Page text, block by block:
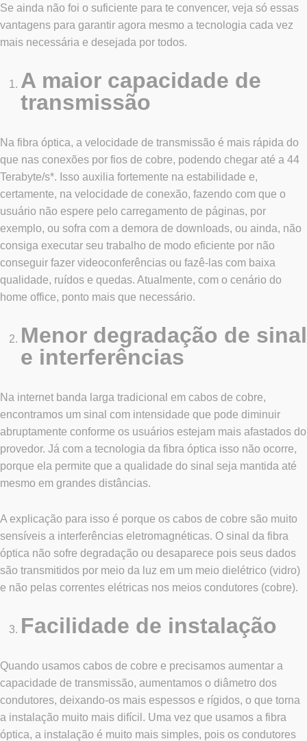
Se ainda não foi o suficiente para te convencer, veja só essas
vantagens para garantir agora mesmo a tecnologia cada vez
mais necessária e desejada por todos.
A maior capacidade de
transmissão
Na fibra óptica, a velocidade de transmissão é mais rápida do
que nas conexões por fios de cobre, podendo chegar até a 44
Terabyte/s*. Isso auxilia fortemente na estabilidade e,
certamente, na velocidade de conexão, fazendo com que o
usuário não espere pelo carregamento de páginas, por
exemplo, ou sofra com a demora de downloads, ou ainda, não
consiga executar seu trabalho de modo eficiente por não
conseguir fazer videoconferências ou fazê-las com baixa
qualidade, ruídos e quedas. Atualmente, com o cenário do
home office, ponto mais que necessário.
Menor degradação de sinal
e interferências
Na internet banda larga tradicional em cabos de cobre,
encontramos um sinal com intensidade que pode diminuir
abruptamente conforme os usuários estejam mais afastados do
provedor. Já com a tecnologia da fibra óptica isso não ocorre,
porque ela permite que a qualidade do sinal seja mantida até
mesmo em grandes distâncias.
A explicação para isso é porque os cabos de cobre são muito
sensíveis a interferências eletromagnéticas. O sinal da fibra
óptica não sofre degradação ou desaparece pois seus dados
são transmitidos por meio da luz em um meio dielétrico (vidro)
e não pelas correntes elétricas nos meios condutores (cobre).
Facilidade de instalação
Quando usamos cabos de cobre e precisamos aumentar a
capacidade de transmissão, aumentamos o diâmetro dos
condutores, deixando-os mais espessos e rígidos, o que torna
a instalação muito mais difícil. Uma vez que usamos a fibra
óptica, a instalação é muito mais simples, pois os condutores